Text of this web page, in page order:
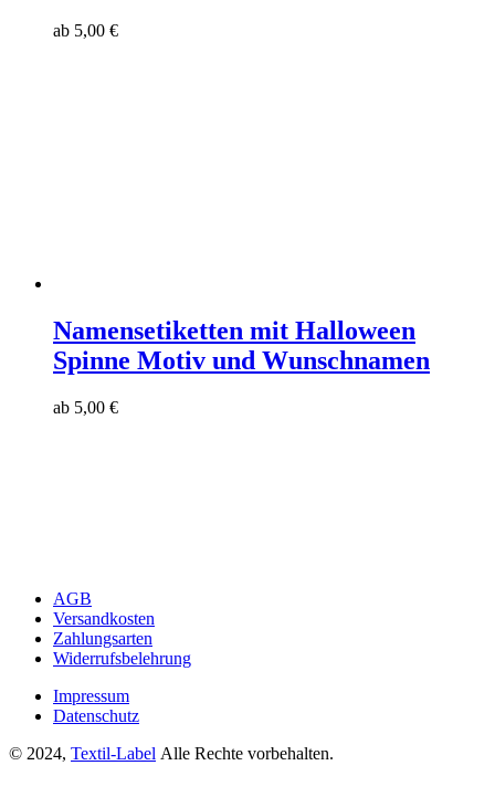
ab 5,00 €
Namensetiketten mit Halloween
Spinne Motiv und Wunschnamen
ab 5,00 €
AGB
Versandkosten
Zahlungsarten
Widerrufsbelehrung
Impressum
Datenschutz
© 2024, Textil-Label Alle Rechte vorbehalten.